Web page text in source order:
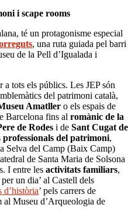
i scape rooms
té un protagonisme especial
, una ruta guiada pel barri
de la Pell d’Igualada i
a tots els públics. Les JEP són
del patrimoni català,
Amatller o els espais de
Barcelona fins al romànic de la
de Rodes i de Sant Cugat de
professionals del patrimoni,
Selva del Camp (Baix Camp)
de Santa Maria de Solsona
I entre les activitats familiars,
un dia’ al Castell dels
d’història’ pels carrers de
Museu d’Arqueologia de